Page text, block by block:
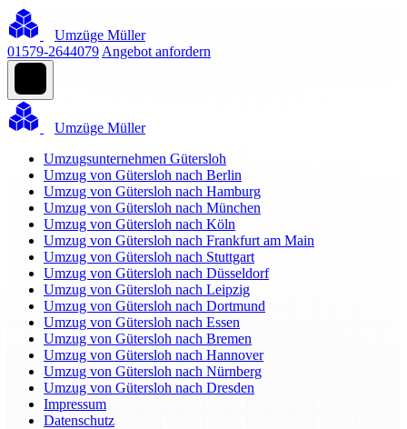
Umzüge Müller
01579-2644079 Angebot anfordern
Umzüge Müller
Umzugsunternehmen Gütersloh
Umzug von Gütersloh nach Berlin
Umzug von Gütersloh nach Hamburg
Umzug von Gütersloh nach München
Umzug von Gütersloh nach Köln
Umzug von Gütersloh nach Frankfurt am Main
Umzug von Gütersloh nach Stuttgart
Umzug von Gütersloh nach Düsseldorf
Umzug von Gütersloh nach Leipzig
Umzug von Gütersloh nach Dortmund
Umzug von Gütersloh nach Essen
Umzug von Gütersloh nach Bremen
Umzug von Gütersloh nach Hannover
Umzug von Gütersloh nach Nürnberg
Umzug von Gütersloh nach Dresden
Impressum
Datenschutz